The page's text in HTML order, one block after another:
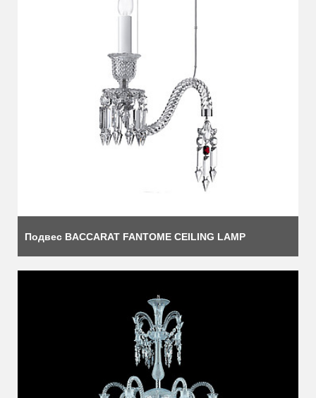
бронзу наносят мелко измельчённую амальгаму — сплав
ртути и золота высокого карата. Из полученной позолоченной
Подвес BACCARAT FANTOME CEILING LAMP